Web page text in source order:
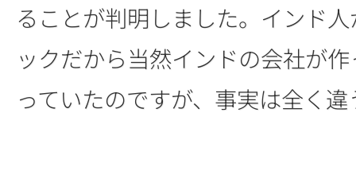
ることが判明しました。インド
ックだから当然インドの会社が
っていたのですが、事実は全く